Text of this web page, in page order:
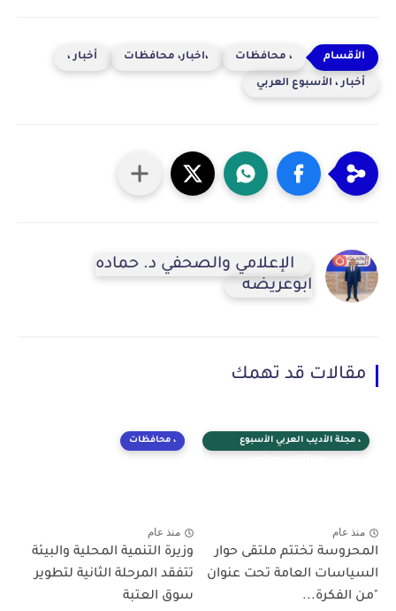
، محافظات ،اخبار، محافظات أخبار ،
أخبار ، الأسبوع العربي
الإعلامي والصحفي د. حماده
ابوعريضه
مقالات قد تهمك
، مجلة الأديب العربي الأسبوع
منذ عام
المحروسة تختتم ملتقى حوار
السياسات العامة تحت عنوان
"من الفكرة...
، محافظات
منذ عام
وزيرة التنمية المحلية والبيئة
تتفقد المرحلة الثانية لتطوير
سوق العتبة